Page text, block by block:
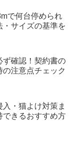
で何台停められ
・サイズの基準を
ず確認！契約書の
注意点チェック
・猫よけ対策ま
できるおすすめ方